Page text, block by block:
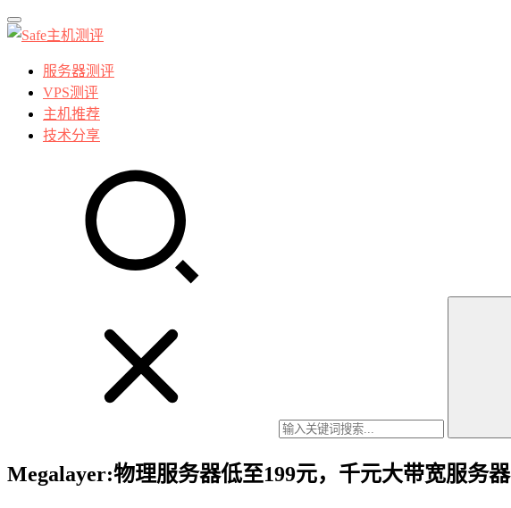
服务器测评
VPS测评
主机推荐
技术分享
Megalayer:物理服务器低至199元，千元大带宽服务器